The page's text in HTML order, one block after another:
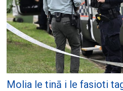
Molia le tinā i le fasioti